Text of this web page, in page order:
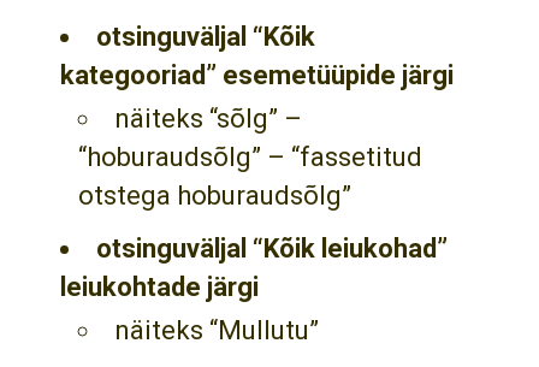
otsinguväljal “Kõik
kategooriad” esemetüüpide järgi
näiteks “sõlg” –
“hoburaudsõlg” – “fassetitud
otstega hoburaudsõlg”
otsinguväljal “Kõik leiukohad”
leiukohtade järgi
näiteks “Mullutu”